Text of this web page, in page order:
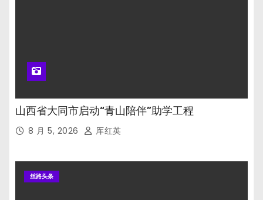
山西省大同市启动“青山陪伴”助学工程
8 月 5, 2026 厍红英
丝路头条